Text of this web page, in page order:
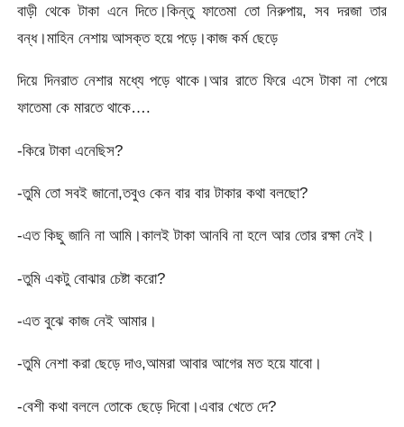
বাড়ী থেকে টাকা এনে দিতে।কিন্তু ফাতেমা তো নিরুপায়, সব দরজা তার
বন্ধ।মাহিন নেশায় আসক্ত হয়ে পড়ে।কাজ কর্ম ছেড়ে
দিয়ে দিনরাত নেশার মধ্যে পড়ে থাকে।আর রাতে ফিরে এসে টাকা না পেয়ে
ফাতেমা কে মারতে থাকে….
-কিরে টাকা এনেছিস?
-তুমি তো সবই জানো,তবুও কেন বার বার টাকার কথা বলছো?
-এত কিছু জানি না আমি।কালই টাকা আনবি না হলে আর তোর রক্ষা নেই।
-তুমি একটু বোঝার চেষ্টা করো?
-এত বুঝে কাজ নেই আমার।
-তুমি নেশা করা ছেড়ে দাও,আমরা আবার আগের মত হয়ে যাবো।
-বেশী কথা বললে তোকে ছেড়ে দিবো।এবার খেতে দে?